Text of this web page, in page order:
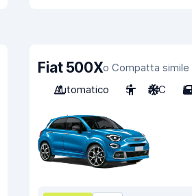
Fiat 500Xo Compatta simile
Automatico
5 A/C 5